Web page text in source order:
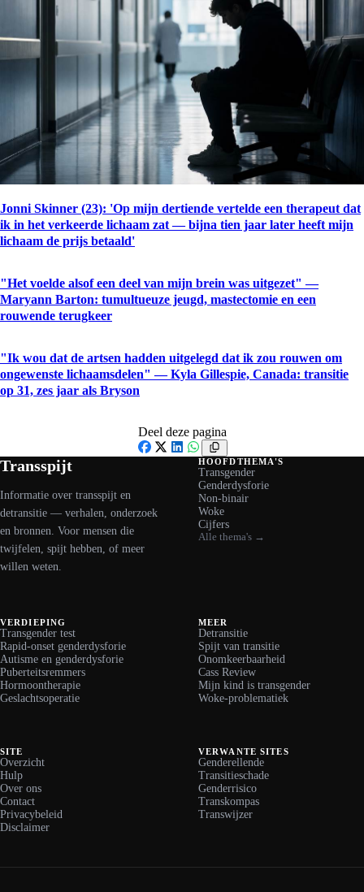
Jonni Skinner (23): 'Op mijn dertiende vertelde een therapeut dat
ik in het verkeerde lichaam zat — bijna tien jaar later heeft mijn
lichaam de prijs betaald'
"Het voelde alsof een deel van mijn brein was uitgezet" —
Maryann Barton: tumultueuze jeugd, mastectomie en een
rouwende terugkeer
"Ik wou dat de artsen hadden uitgelegd dat ik zou rouwen om
ongewenste lichaamsdelen" — Kyla Gillespie, Canada: transitie
op 31, zes jaar als Bryson
Deel deze pagina
Facebook
X LinkedIn
WhatsApp
Transspijt
Informatie over transspijt en
detransitie — verhalen, onderzoek
en bronnen. Voor mensen die
twijfelen, spijt hebben, of meer
willen weten.
HOOFDTHEMA'S
Transgender
Genderdysforie
Non-binair
Woke
Cijfers
Alle thema's →
VERDIEPING
Transgender test
Rapid-onset genderdysforie
Autisme en genderdysforie
Puberteitsremmers
Hormoontherapie
Geslachtsoperatie
MEER
Detransitie
Spijt van transitie
Onomkeerbaarheid
Cass Review
Mijn kind is transgender
Woke-problematiek
SITE
Overzicht
Hulp
Over ons
Contact
Privacybeleid
Disclaimer
VERWANTE SITES
Genderellende
Transitieschade
Genderrisico
Transkompas
Transwijzer